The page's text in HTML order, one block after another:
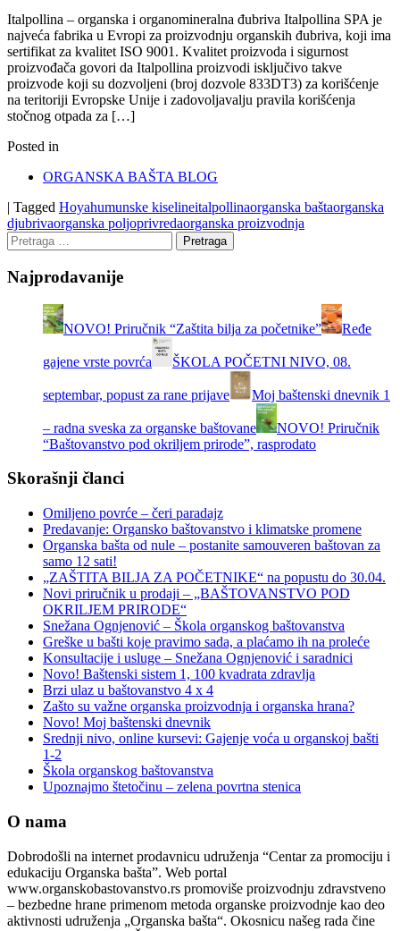
Italpollina – organska i organomineralna đubriva Italpollina SPA je
najveća fabrika u Evropi za proizvodnju organskih đubriva, koji ima
sertifikat za kvalitet ISO 9001. Kvalitet proizvoda i sigurnost
proizvođača govori da Italpollina proizvodi isključivo takve
proizvode koji su dozvoljeni (broj dozvole 833DT3) za korišćenje
na teritoriji Evropske Unije i zadovoljavalju pravila korišćenja
stočnog otpada za […]
Posted in
ORGANSKA BAŠTA BLOG
| Tagged Hoyahumunske kiselineitalpollinaorganska baštaorganska
djubrivaorganska poljoprivredaorganska proizvodnja
Najprodavanije
NOVO! Priručnik “Zaštita bilja za početnike” Ređe
gajene vrste povrća ŠKOLA POČETNI NIVO, 08.
septembar, popust za rane prijave Moj baštenski dnevnik 1
– radna sveska za organske baštovane
NOVO! Priručnik
“Baštovanstvo pod okriljem prirode”, rasprodato
Skorašnji članci
Omiljeno povrće – čeri paradajz
Predavanje: Organsko baštovanstvo i klimatske promene
Organska bašta od nule – postanite samouveren baštovan za
samo 12 sati!
„ZAŠTITA BILJA ZA POČETNIKE“ na popustu do 30.04.
Novi priručnik u prodaji – „BAŠTOVANSTVO POD
OKRILJEM PRIRODE“
Snežana Ognjenović – Škola organskog baštovanstva
Greške u bašti koje pravimo sada, a plaćamo ih na proleće
Konsultacije i usluge – Snežana Ognjenović i saradnici
Novo! Baštenski sistem 1, 100 kvadrata zdravlja
Brzi ulaz u baštovanstvo 4 x 4
Zašto su važne organska proizvodnja i organska hrana?
Novo! Moj baštenski dnevnik
Srednji nivo, online kursevi: Gajenje voća u organskoj bašti
1-2
Škola organskog baštovanstva
Upoznajmo štetočinu – zelena povrtna stenica
O nama
Dobrodošli na internet prodavnicu udruženja “Centar za promociju i
edukaciju Organska bašta”. Web portal
www.organskobastovanstvo.rs promoviše proizvodnju zdravstveno
– bezbedne hrane primenom metoda organske proizvodnje kao deo
aktivnosti udruženja „Organska bašta“. Okosnicu našeg rada čine